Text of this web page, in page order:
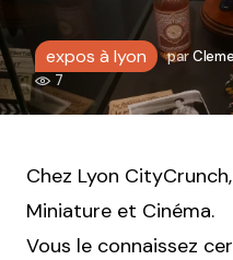
expos à lyon par
7
Chez Lyon
Miniature et Cinéma.
Vous le connaissez